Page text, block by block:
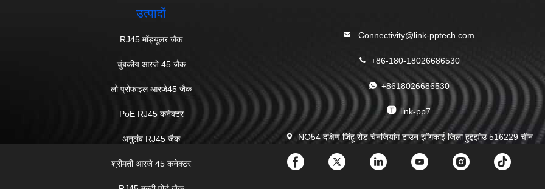
उत्पादों
RJ45 मॉड्यूलर जैक
चुंबकीय आरजे 45 जैक
लो प्रोफाइल आरजे45 जैक
PoE RJ45 कनेक्टर
अनुलंब RJ45 जैक
श्रीमती आरजे 45 कनेक्टर
Connectivity@link-pptech.com
+86-180-18026686530
+8618026686530
link-pp7
NO54 दक्षिण जिंहू रोड चेनजियांग टाउन झोंगकाई जिला हुइझोउ 516229 चीन